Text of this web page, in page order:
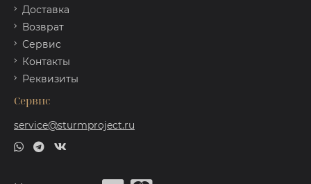
Доставка
Возврат
Сервис
Контакты
Реквизиты
Сервис
service@sturmproject.ru